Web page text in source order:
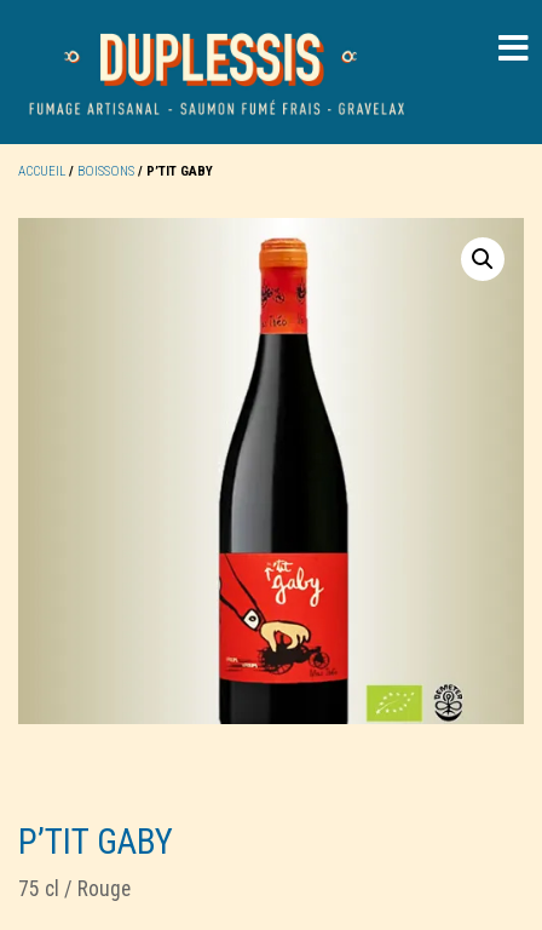
ACCUEIL / BOISSONS / P’TIT GABY
P’TIT GABY
75 cl / Rouge